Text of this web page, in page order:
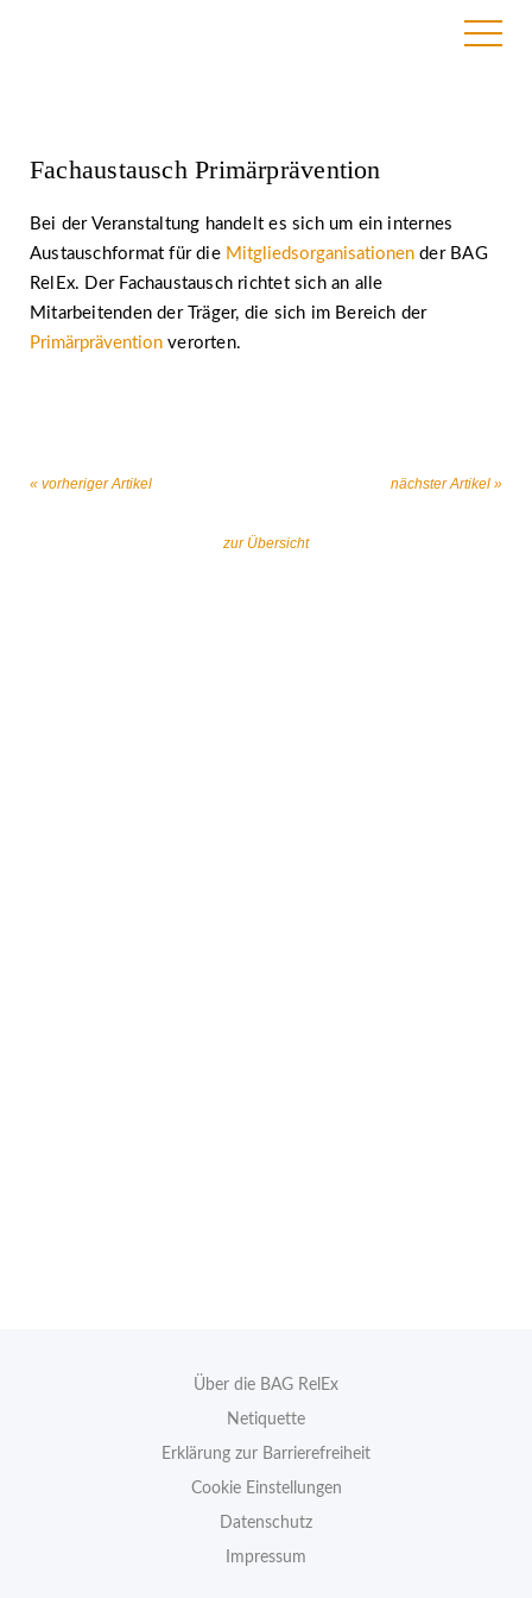
Fachaustausch Primärprävention
Bei der Veranstaltung handelt es sich um ein internes
Austauschformat für die Mitgliedsorganisationen der BAG
RelEx. Der Fachaustausch richtet sich an alle
Mitarbeitenden der Träger, die sich im Bereich der
Primärprävention verorten.
« vorheriger Artikel
zur Übersicht
nächster Artikel »
Über die BAG RelEx
Netiquette
Erklärung zur Barrierefreiheit
Cookie Einstellungen
Datenschutz
Impressum